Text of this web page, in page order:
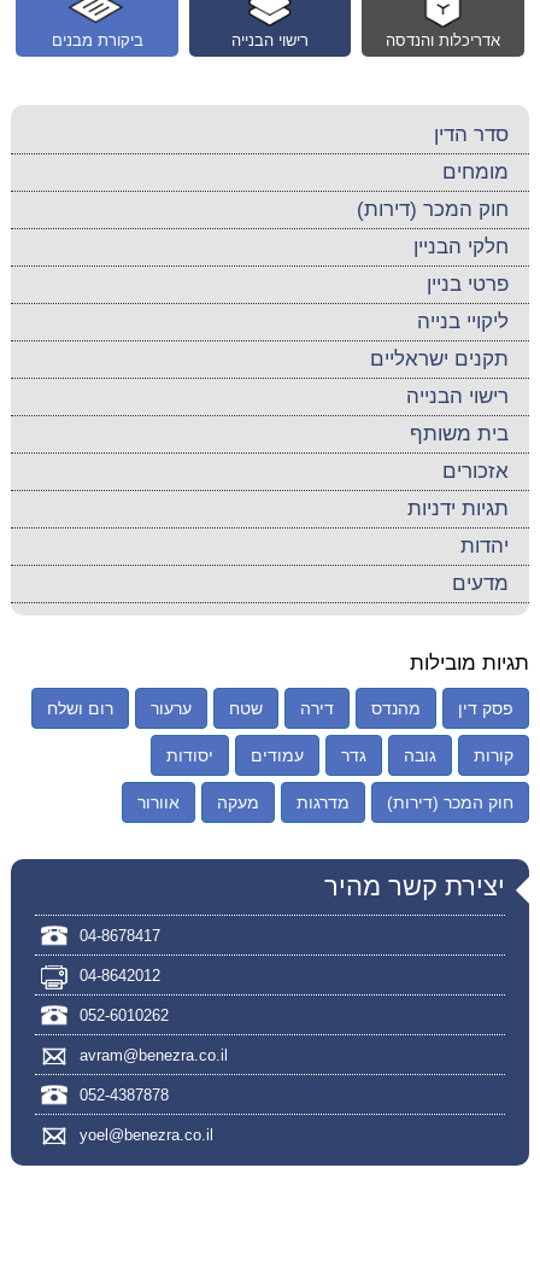
ביקורת מבנים רישוי הבנייה אדריכלות והנדסה
סדר הדין
מומחים
חוק המכר (דירות)
חלקי הבניין
פרטי בניין
ליקויי בנייה
תקנים ישראליים
רישוי הבנייה
בית משותף
אזכורים
תגיות ידניות
יהדות
מדעים
תגיות מובילות
פסק דין מהנדס דירה שטח ערעור רום ושלח
קורות גובה גדר עמודים יסודות
חוק המכר (דירות) מדרגות מעקה אוורור
יצירת קשר מהיר
04-8678417
04-8642012
052-6010262
avram@benezra.co.il
052-4387878
yoel@benezra.co.il